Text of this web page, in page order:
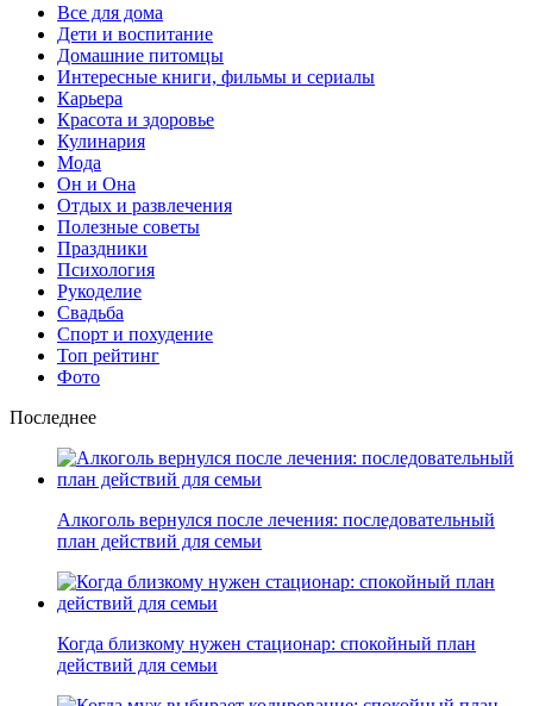
Все для дома
Дети и воспитание
Домашние питомцы
Интересные книги, фильмы и сериалы
Карьера
Красота и здоровье
Кулинария
Мода
Он и Она
Отдых и развлечения
Полезные советы
Праздники
Психология
Рукоделие
Свадьба
Спорт и похудение
Топ рейтинг
Фото
Последнее
Алкоголь вернулся после лечения: последовательный
план действий для семьи
Когда близкому нужен стационар: спокойный план
действий для семьи